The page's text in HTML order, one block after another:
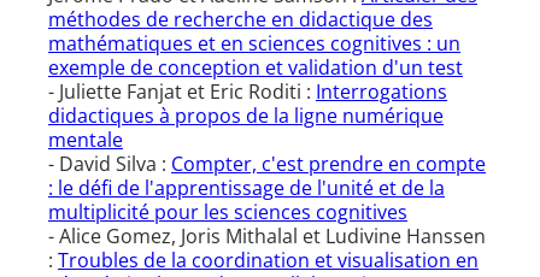
méthodes de recherche en didactique des
mathématiques et en sciences cognitives : un
exemple de conception et validation d'un test
- Juliette Fanjat et Eric Roditi : Interrogations
didactiques à propos de la ligne numérique
mentale
- David Silva : Compter, c'est prendre en compte
: le défi de l'apprentissage de l'unité et de la
multiplicité pour les sciences cognitives
- Alice Gomez, Joris Mithalal et Ludivine Hanssen
: Troubles de la coordination et visualisation en